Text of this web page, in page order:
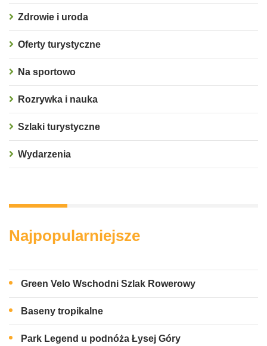
Zdrowie i uroda
Oferty turystyczne
Na sportowo
Rozrywka i nauka
Szlaki turystyczne
Wydarzenia
Najpopularniejsze
Green Velo Wschodni Szlak Rowerowy
Baseny tropikalne
Park Legend u podnóża Łysej Góry